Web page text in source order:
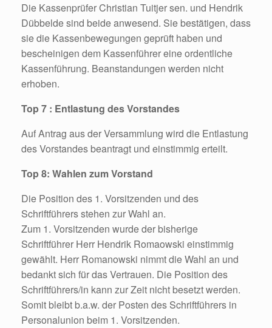
Die Kassenprüfer Christian Tuitjer sen. und Hendrik
Dübbelde sind beide anwesend. Sie bestätigen, dass
sie die Kassenbewegungen geprüft haben und
bescheinigen dem Kassenführer eine ordentliche
Kassenführung. Beanstandungen werden nicht
erhoben.
Top 7 : Entlastung des Vorstandes
Auf Antrag aus der Versammlung wird die Entlastung
des Vorstandes beantragt und einstimmig erteilt.
Top 8: Wahlen zum Vorstand
Die Position des 1. Vorsitzenden und des
Schriftführers stehen zur Wahl an.
Zum 1. Vorsitzenden wurde der bisherige
Schriftführer Herr Hendrik Romaowski einstimmig
gewählt. Herr Romanowski nimmt die Wahl an und
bedankt sich für das Vertrauen. Die Position des
Schriftführers/in kann zur Zeit nicht besetzt werden.
Somit bleibt b.a.w. der Posten des Schriftführers in
Personalunion beim 1. Vorsitzenden.